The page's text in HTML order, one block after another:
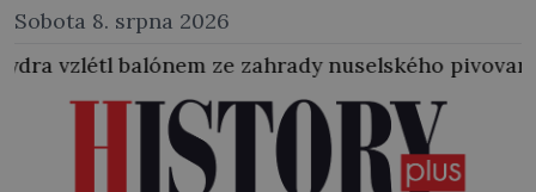
Sobota 8. srpna 2026
zahrady nuselského pivovaru a stal se tak